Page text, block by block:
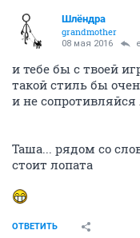
Шлёндра
grandmother
08 мая 2016
и тебе бы с твоей
такой стиль бы
и не сопротивляйся
Таша... рядом со
стоит лопата
ОТВЕТИТЬ